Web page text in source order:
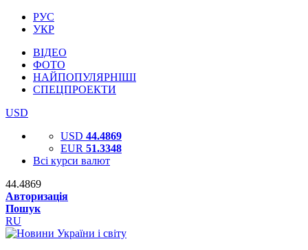
РУС
УКР
ВІДЕО
ФОТО
НАЙПОПУЛЯРНІШІ
СПЕЦПРОЕКТИ
USD
USD 44.4869
EUR 51.3348
Всі курси валют
44.4869
Авторизація
Пошук
RU